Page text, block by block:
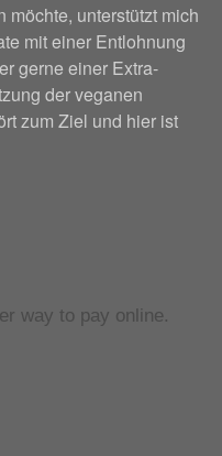
unterstützt mich
mit einer Entlohnung
gerne einer Extra-
der veganen
zum Ziel und hier ist